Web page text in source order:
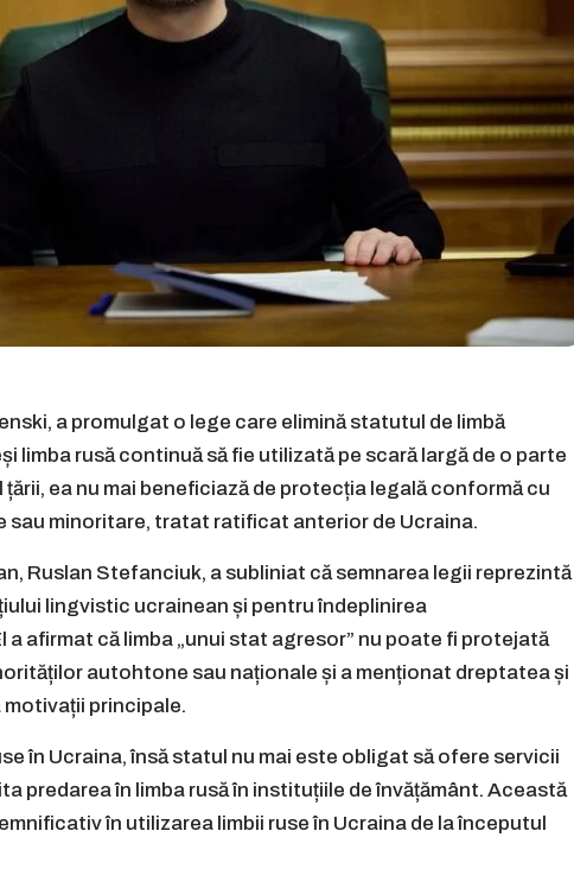
a promulgat o lege care elimină statutul de limbă
limba rusă continuă să fie utilizată pe scară largă de o parte
țării, ea nu mai beneficiază de protecția legală conformă cu
sau minoritare, tratat ratificat anterior de Ucraina.
Ruslan Stefanciuk, a subliniat că semnarea legii reprezintă
lingvistic ucrainean și pentru îndeplinirea
a afirmat că limba „unui stat agresor” nu poate fi protejată
autohtone sau naționale și a menționat dreptatea și
principale.
în Ucraina, însă statul nu mai este obligat să ofere servicii
predarea în limba rusă în instituțiile de învățământ. Această
în utilizarea limbii ruse în Ucraina de la începutul